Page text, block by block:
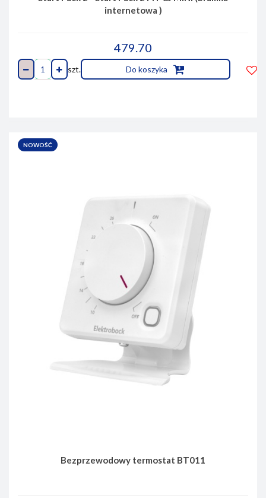
internetowa )
479.70
szt. Do koszyka
NOWOŚĆ
Bezprzewodowy termostat BT011